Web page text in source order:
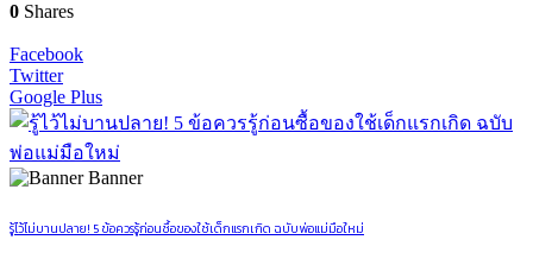
0 Shares
Facebook
Twitter
Google Plus
Banner
รู้ไว้ไม่บานปลาย! 5 ข้อควรรู้ก่อนซื้อของใช้เด็กแรกเกิด ฉบับพ่อแม่มือใหม่